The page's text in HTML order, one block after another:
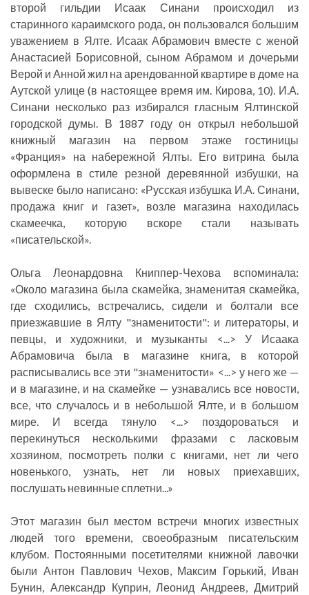
второй гильдии Исаак Синани происходил из
старинного караимского рода, он пользовался большим
уважением в Ялте. Исаак Абрамович вместе с женой
Анастасией Борисовной, сыном Абрамом и дочерьми
Верой и Анной жил на арендованной квартире в доме на
Аутской улице (в настоящее время им. Кирова, 10). И.А.
Синани несколько раз избирался гласным Ялтинской
городской думы. В 1887 году он открыл небольшой
книжный магазин на первом этаже гостиницы
«Франция» на набережной Ялты. Его витрина была
оформлена в стиле резной деревянной избушки, на
вывеске было написано: «Русская избушка И.А. Синани,
продажа книг и газет», возле магазина находилась
скамеечка, которую вскоре стали называть
«писательской».
Ольга Леонардовна Книппер-Чехова вспоминала:
«Около магазина была скамейка, знаменитая скамейка,
где сходились, встречались, сидели и болтали все
приезжавшие в Ялту "знаменитости": и литераторы, и
певцы, и художники, и музыканты <...> У Исаака
Абрамовича была в магазине книга, в которой
расписывались все эти "знаменитости» <...> у него же —
и в магазине, и на скамейке — узнавались все новости,
все, что случалось и в небольшой Ялте, и в большом
мире. И всегда тянуло <...> поздороваться и
перекинуться несколькими фразами с ласковым
хозяином, посмотреть полки с книгами, нет ли чего
новенького, узнать, нет ли новых приехавших,
послушать невинные сплетни...»
Этот магазин был местом встречи многих известных
людей того времени, своеобразным писательским
клубом. Постоянными посетителями книжной лавочки
были Антон Павлович Чехов, Максим Горький, Иван
Бунин, Александр Куприн, Леонид Андреев, Дмитрий